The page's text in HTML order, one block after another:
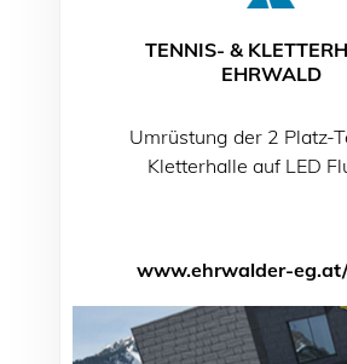
TENNIS- &
EHRWALD
Umrüstung der 2 Platz-
Kletterhalle auf LED
www.ehrwalder-